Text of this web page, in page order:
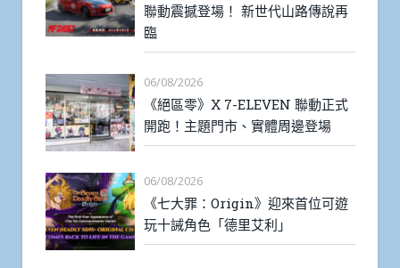
聯動震撼登場！ 新世代山路傳說再
臨
06/08/2026
《絕區零》X 7-ELEVEN 聯動正式
開跑！主題門市、實體周邊登場
06/08/2026
《七大罪：Origin》迎來首位可遊
玩十誡角色「德里艾利」